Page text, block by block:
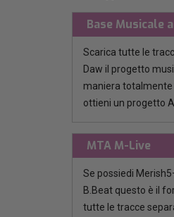
Base Musicale
Scarica tutte le
Daw il progetto
maniera totalmente
ottieni un progetto
MTA M-Live
Se possiedi
B.Beat questo è il
tutte le tracce